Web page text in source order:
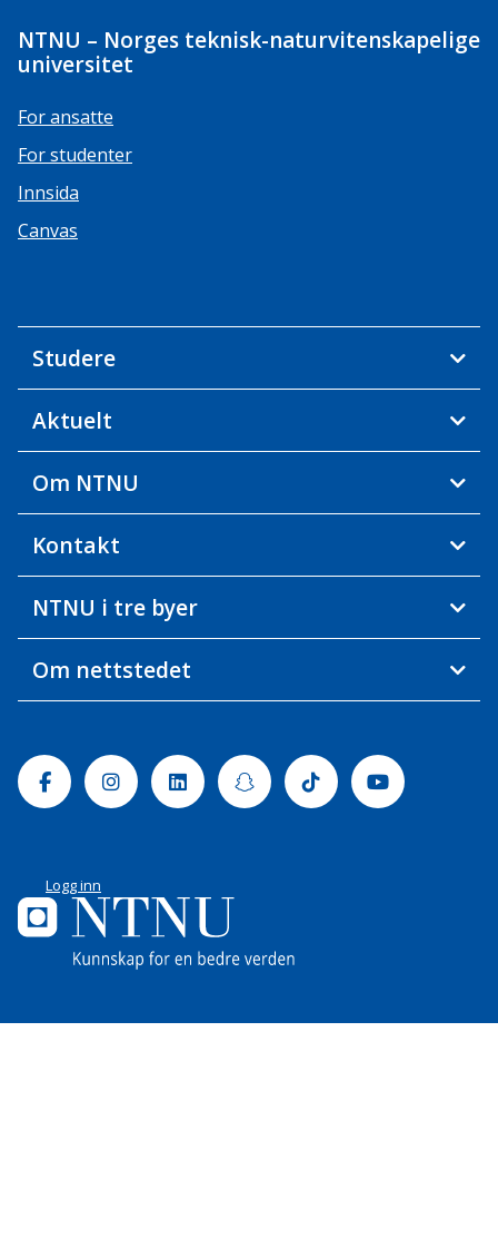
NTNU – Norges teknisk-naturvitenskapelige
universitet
For ansatte
For studenter
Innsida
Canvas
Studere
Aktuelt
Om NTNU
Kontakt
NTNU i tre byer
Om nettstedet
FacebookInstagramLinkedinSnapchatTiktok Youtube
Logg inn